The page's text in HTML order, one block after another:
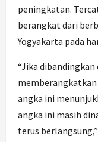
peningkatan.
berangkat dari
Yogyakarta pada
“Jika
angka ini
angka ini masih
terus